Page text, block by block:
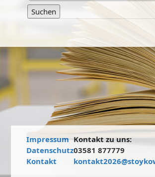
Impressum
Datenschutz
Kontakt
Kontakt zu uns:
03581 877779